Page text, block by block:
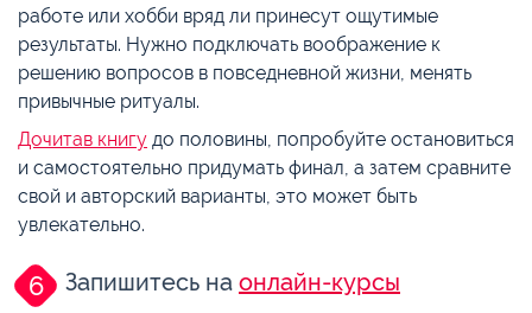
работе или хобби вряд ли принесут ощутимые
результаты. Нужно подключать воображение к
решению вопросов в повседневной жизни, менять
привычные ритуалы.
Дочитав книгу до половины, попробуйте остановиться
и самостоятельно придумать финал, а затем сравните
свой и авторский варианты, это может быть
увлекательно.
Запишитесь на онлайн-курсы